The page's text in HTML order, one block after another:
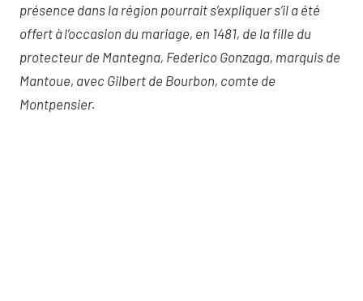
présence dans la région pourrait s’expliquer s’il a été
offert à l’occasion du mariage, en 1481, de la fille du
protecteur de Mantegna, Federico Gonzaga, marquis de
Mantoue, avec Gilbert de Bourbon, comte de
Montpensier.